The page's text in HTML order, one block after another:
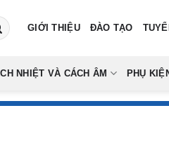
GIỚI THIỆU ĐÀO TẠO
NHIỆT VÀ CÁCH ÂM PHỤ